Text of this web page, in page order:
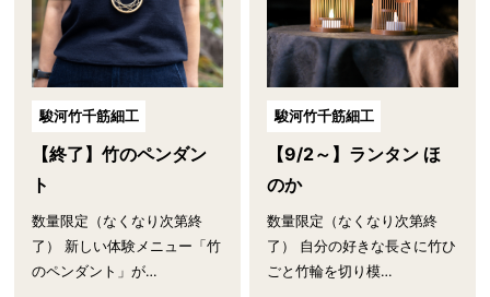
駿河竹千筋細工
【終了】竹のペンダン
ト
数量限定（なくなり次第終
了） 新しい体験メニュー「竹
のペンダント」が…
駿河竹千筋細工
【9/2～】ランタン ほ
のか
数量限定（なくなり次第終
了） 自分の好きな長さに竹ひ
ごと竹輪を切り模…